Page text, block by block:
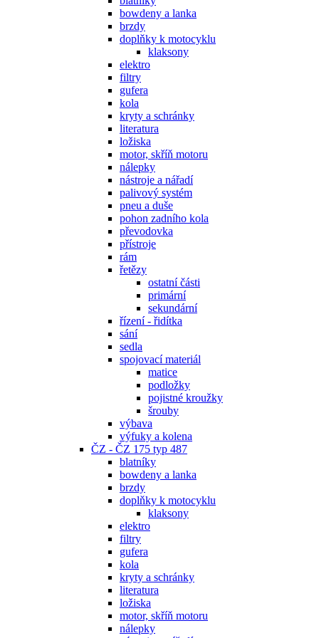
bowdeny a lanka
brzdy
doplňky k motocyklu
klaksony
elektro
filtry
gufera
kola
kryty a schránky
literatura
ložiska
motor, skříň motoru
nálepky
nástroje a nářadí
palivový systém
pneu a duše
pohon zadního kola
převodovka
přístroje
rám
řetězy
ostatní části
primární
sekundární
řízení - řidítka
sání
sedla
spojovací materiál
matice
podložky
pojistné kroužky
šrouby
výbava
výfuky a kolena
ČZ - ČZ 175 typ 487
blatníky
bowdeny a lanka
brzdy
doplňky k motocyklu
klaksony
elektro
filtry
gufera
kola
kryty a schránky
literatura
ložiska
motor, skříň motoru
nálepky